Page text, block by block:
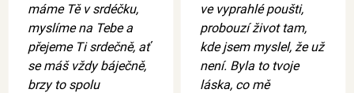
máme Tě v srdéčku,
myslíme na Tebe a
přejeme Ti srdečně, ať
se máš vždy báječně,
brzy to spolu
ve vyprahlé poušti,
probouzí život tam,
kde jsem myslel, že už
není. Byla to tvoje
láska, co mě